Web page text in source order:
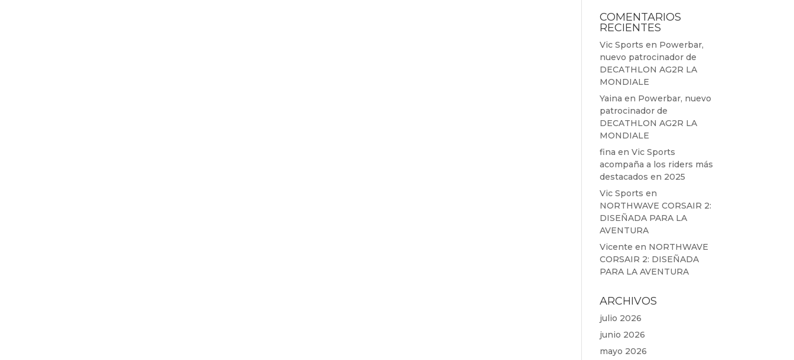
COMENTARIOS
RECIENTES
Vic Sports en Powerbar,
nuevo patrocinador de
DECATHLON AG2R LA
MONDIALE
Yaina en Powerbar, nuevo
patrocinador de
DECATHLON AG2R LA
MONDIALE
fina enVic Sports
acompaña a los riders más
destacados en 2025
Vic Sports en
NORTHWAVE CORSAIR 2:
DISEÑADA PARA LA
AVENTURA
Vicente en NORTHWAVE
CORSAIR 2: DISEÑADA
PARA LA AVENTURA
ARCHIVOS
julio 2026
junio 2026
mayo 2026